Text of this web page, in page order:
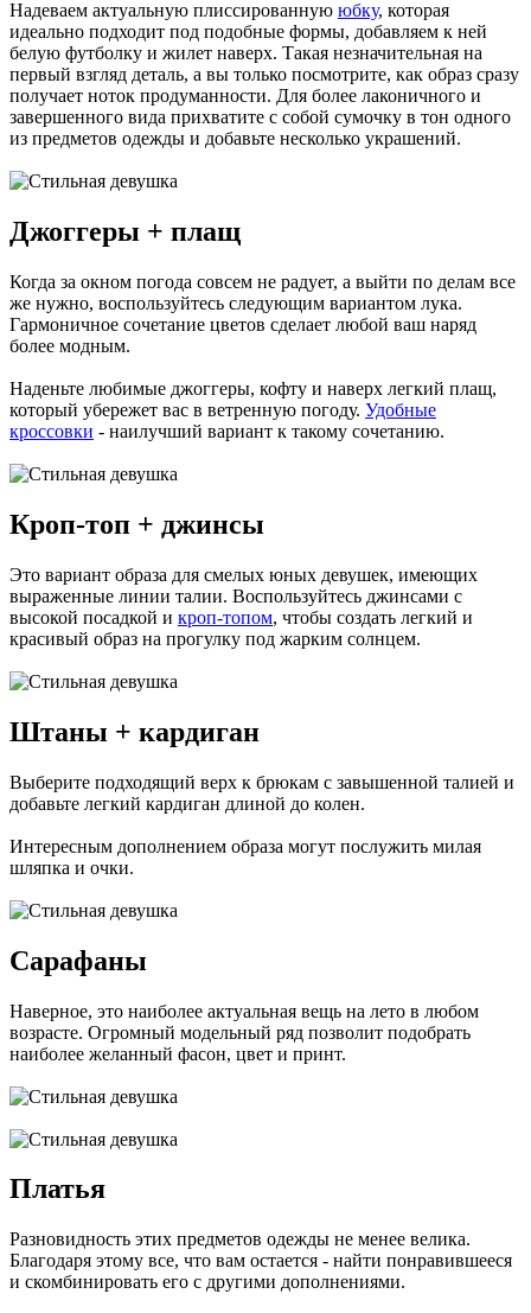
Надеваем актуальную плиссированную юбку, которая
идеально подходит под подобные формы, добавляем к ней
белую футболку и жилет наверх. Такая незначительная на
первый взгляд деталь, а вы только посмотрите, как образ сразу
получает ноток продуманности. Для более лаконичного и
завершенного вида прихватите с собой сумочку в тон одного
из предметов одежды и добавьте несколько украшений.
Джоггеры + плащ
Когда за окном погода совсем не радует, а выйти по делам все
же нужно, воспользуйтесь следующим вариантом лука.
Гармоничное сочетание цветов сделает любой ваш наряд
более модным.
Наденьте любимые джоггеры, кофту и наверх легкий плащ,
который убережет вас в ветренную погоду. Удобные
кроссовки - наилучший вариант к такому сочетанию.
Кроп-топ + джинсы
Это вариант образа для смелых юных девушек, имеющих
выраженные линии талии. Воспользуйтесь джинсами с
высокой посадкой и кроп-топом, чтобы создать легкий и
красивый образ на прогулку под жарким солнцем.
Штаны + кардиган
Выберите подходящий верх к брюкам с завышенной талией и
добавьте легкий кардиган длиной до колен.
Интересным дополнением образа могут послужить милая
шляпка и очки.
Сарафаны
Наверное, это наиболее актуальная вещь на лето в любом
возрасте. Огромный модельный ряд позволит подобрать
наиболее желанный фасон, цвет и принт.
Платья
Разновидность этих предметов одежды не менее велика.
Благодаря этому все, что вам остается - найти понравившееся
и скомбинировать его с другими дополнениями.